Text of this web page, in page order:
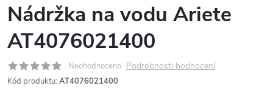
Nádržka na vodu Ariete
AT4076021400
Neohodnoceno Podrobnosti hodnocení
Kód produktu: AT4076021400